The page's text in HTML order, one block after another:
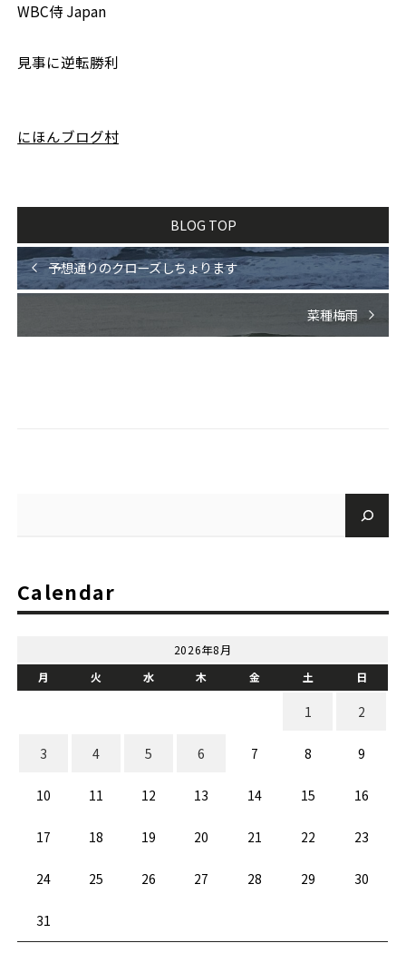
WBC侍 Japan
見事に逆転勝利
にほんブログ村
BLOG TOP
予想通りのクローズしちょります
菜種梅雨
Calendar
2026年8月
月
火 水 木 金 土 日
1 2
3 4 5 6 7 8 9
10 11 12 13 14 15 16
17 18 19 20 21 22 23
24 25 26 27 28 29 30
31